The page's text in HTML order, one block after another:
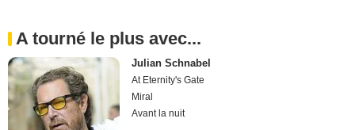
A tourné le plus avec...
Julian Schnabel
At Eternity's Gate
Miral
Avant la nuit